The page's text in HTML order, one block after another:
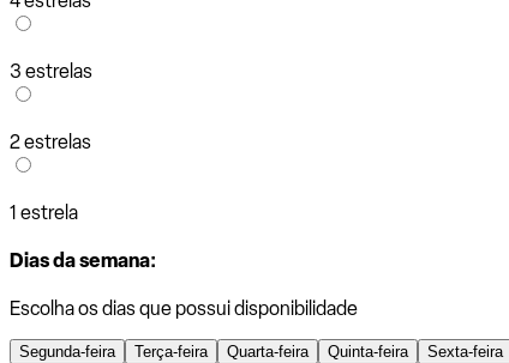
3 estrelas
2 estrelas
1 estrela
Dias da semana:
Escolha os dias que possui disponibilidade
Segunda-feira Terça-feira Quarta-feira Quinta-feira Sexta-feira